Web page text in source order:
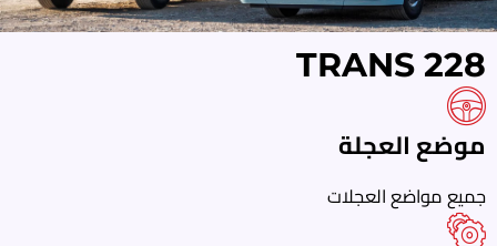
TRANS 228
موضع العجلة
جميع مواضع العجلات